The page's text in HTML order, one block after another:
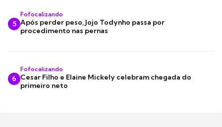
5
Fofocalizando
Após perder peso, Jojo Todynho passa por
procedimento nas pernas
6
Fofocalizando
Cesar Filho e Elaine Mickely celebram chegada do
primeiro neto